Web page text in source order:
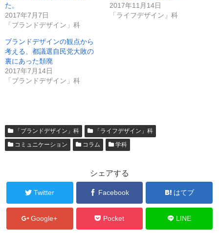
た。
2017年7月7日
「ブランドデザイン」科
2017年11月14日
「ライフデザイン」科
ブランドデザインの観点から
考える、都議選自民党大敗の
裏にあった頽廃
2017年7月14日
「ブランドデザイン」科
「ブランドデザイン」科
「ライフデザイン」科
コミュニケーション
コラム 学科
シェアする
Twitter Facebook はてブ
Google+ Pocket LINE